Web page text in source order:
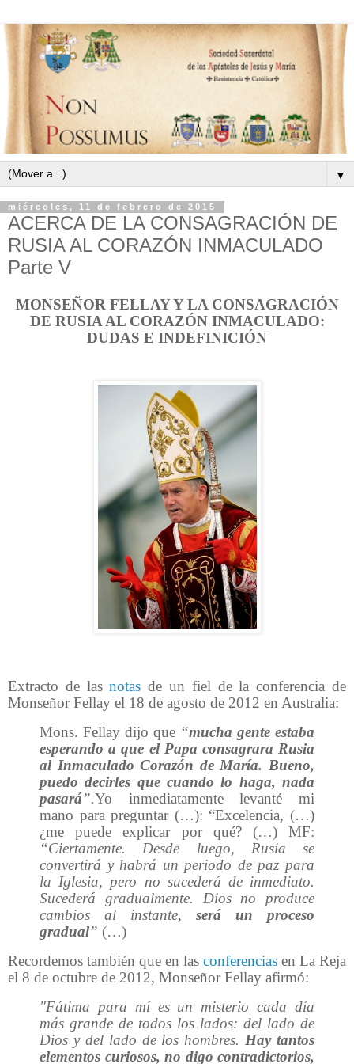
▼
miércoles, 11 de febrero de 2015
ACERCA DE LA CONSAGRACIÓN DE
RUSIA AL CORAZÓN INMACULADO
Parte V
MONSEÑOR FELLAY Y LA CONSAGRACIÓN
DE RUSIA AL CORAZÓN INMACULADO:
DUDAS E INDEFINICIÓN
Extracto de lasnotas de un fiel de la conferencia de
Monseñor Fellay el 18 de agosto de 2012 en Australia:
Mons. Fellay dijo que “mucha gente estaba
esperando a que el Papa consagrara Rusia
al Inmaculado Corazón de María. Bueno,
puedo decirles que cuando lo haga, nada
pasará”.Yo inmediatamente levanté mi
mano para preguntar (…): “Excelencia, (…)
¿me puede explicar por qué? (…) MF:
“Ciertamente. Desde luego, Rusia se
convertirá y habrá un periodo de paz para
la Iglesia, pero no sucederá de inmediato.
Sucederá gradualmente. Dios no produce
cambios al instante, será un proceso
gradual” (…)
Recordemos también que en las conferencias en La Reja
el 8 de octubre de 2012, Monseñor Fellay afirmó:
"Fátima para mí es un misterio cada día
más grande de todos los lados: del lado de
Dios y del lado de los hombres.Hay tantos
elementos curiosos, no digo contradictorios,